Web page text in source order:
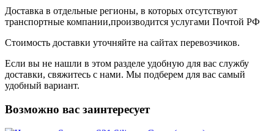
Доставка в отдельные регионы, в которых отсутствуют
транспортные компании,производится услугами Почтой РФ
Стоимость доставки уточняйте на сайтах перевозчиков.
Если вы не нашли в этом разделе удобную для вас службу
доставки, свяжитесь с нами. Мы подберем для вас самый
удобный вариант.
Возможно вас заинтересует